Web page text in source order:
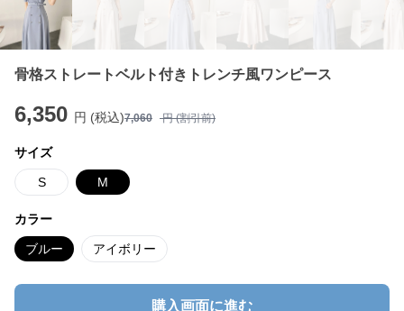
骨格ストレートベルト付きトレンチ風ワンピース
6,350 円 (税込)7,060 円 (割引前)
サイズ
S M
カラー
ブルー アイボリー
購入画面に進む